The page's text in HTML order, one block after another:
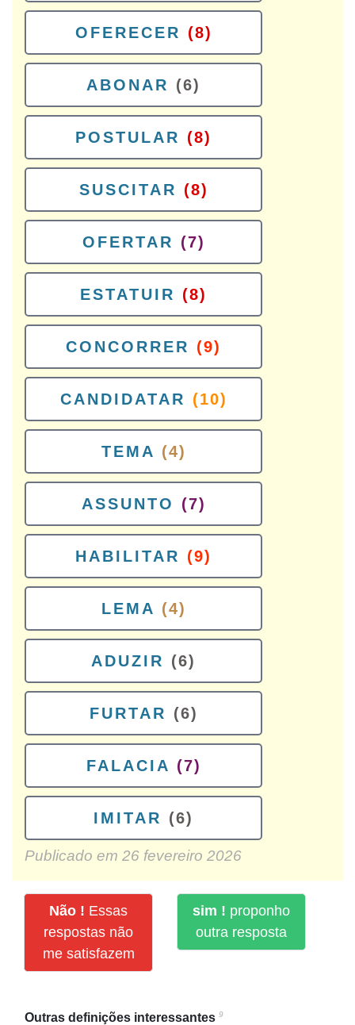
OFERECER (8)
ABONAR (6)
POSTULAR (8)
SUSCITAR (8)
OFERTAR (7)
ESTATUIR (8)
CONCORRER (9)
CANDIDATAR (10)
TEMA (4)
ASSUNTO (7)
HABILITAR (9)
LEMA (4)
ADUZIR (6)
FURTAR (6)
FALACIA (7)
IMITAR (6)
Publicado em 26 fevereiro 2026
Não ! Essas
respostas não
me satisfazem
sim ! proponho
outra resposta
Outras definições interessantes 9